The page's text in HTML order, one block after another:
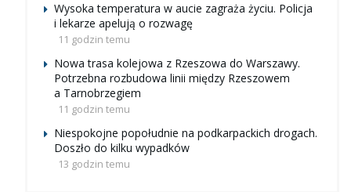
Wysoka temperatura w aucie zagraża życiu. Policja
i lekarze apelują o rozwagę
11 godzin temu
Nowa trasa kolejowa z Rzeszowa do Warszawy.
Potrzebna rozbudowa linii między Rzeszowem
a Tarnobrzegiem
11 godzin temu
Niespokojne popołudnie na podkarpackich drogach.
Doszło do kilku wypadków
13 godzin temu